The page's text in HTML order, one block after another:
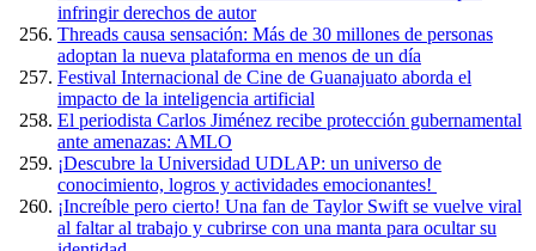
infringir derechos de autor
Threads causa sensación: Más de 30 millones de personas
adoptan la nueva plataforma en menos de un día
Festival Internacional de Cine de Guanajuato aborda el
impacto de la inteligencia artificial
El periodista Carlos Jiménez recibe protección gubernamental
ante amenazas: AMLO
¡Descubre la Universidad UDLAP: un universo de
conocimiento, logros y actividades emocionantes!
¡Increíble pero cierto! Una fan de Taylor Swift se vuelve viral
al faltar al trabajo y cubrirse con una manta para ocultar su